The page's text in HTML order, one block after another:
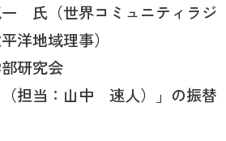
氏（世界コミュニティラジ
洋地域理事）
研究会
担当：山中 速人）」の振替